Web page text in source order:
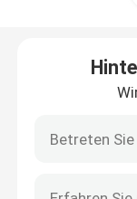
Variabler